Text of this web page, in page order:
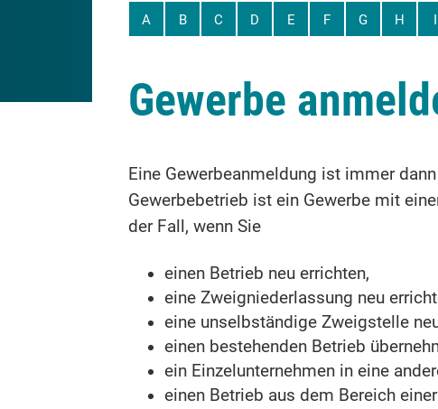
A B C D E F G H I
Gewerbe
Eine Gewerbeanmeldung ist immer
Gewerbebetrieb ist ein Gewerbe mit
der Fall, wenn Sie
einen Betrieb neu errichten,
eine Zweigniederlassung neu
eine unselbständige Zweigstelle
einen bestehenden Betrieb
ein Einzelunternehmen in eine
einen Betrieb aus dem Bereich